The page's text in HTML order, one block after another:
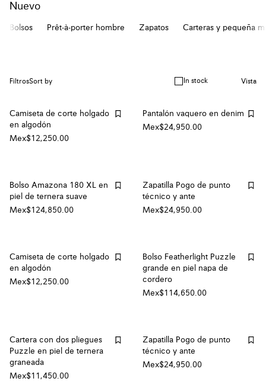
Nuevo
Bolsos Prêt-à-porter hombre Zapatos Carteras y pequeña
FiltrosSort by In stock Vista
Camiseta de corte holgado
en algodón
Mex$12,250.00
Pantalón vaquero en denim
Mex$24,950.00
Bolso Amazona 180 XL en
piel de ternera suave
Mex$124,850.00
Zapatilla Pogo de punto
técnico y ante
Mex$24,950.00
Camiseta de corte holgado
en algodón
Mex$12,250.00
Bolso Featherlight Puzzle
grande en piel napa de
cordero
Mex$114,650.00
Cartera con dos pliegues
Puzzle en piel de ternera
graneada
Mex$11,450.00
Zapatilla Pogo de punto
técnico y ante
Mex$24,950.00